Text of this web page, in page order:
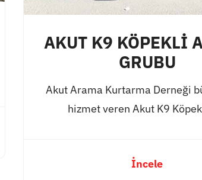
AKUT K9 KÖPEKLİ
GRUBU
Akut Arama Kurtarma Derneği
hizmet veren Akut K9
İncele